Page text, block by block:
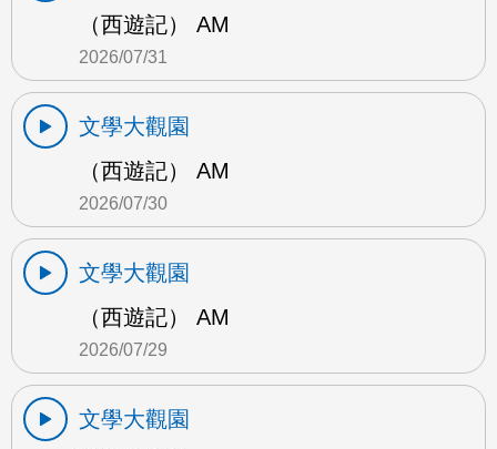
（西遊記） AM
2026/07/31
文學大觀園
（西遊記） AM
2026/07/30
文學大觀園
（西遊記） AM
2026/07/29
文學大觀園